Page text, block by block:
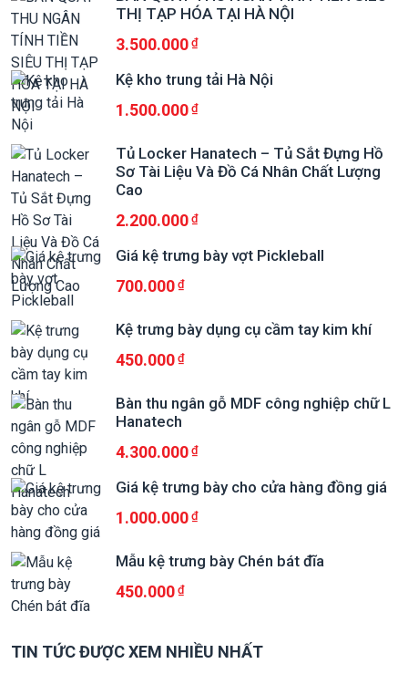
THỊ TẠP HÓA TẠI HÀ NỘI
3.500.000
Kệ kho trung tải Hà Nội
1.500.000
Tủ Locker Hanatech – Tủ Sắt Đựng Hồ
Sơ Tài Liệu Và Đồ Cá Nhân Chất Lượng
Cao
2.200.000
Giá kệ trưng bày vợt Pickleball
700.000
Kệ trưng bày dụng cụ cầm tay kim khí
450.000
Bàn thu ngân gỗ MDF công nghiệp chữ L
Hanatech
4.300.000
Giá kệ trưng bày cho cửa hàng đồng giá
1.000.000
Mẫu kệ trưng bày Chén bát đĩa
450.000
TIN TỨC ĐƯỢC XEM NHIỀU NHẤT